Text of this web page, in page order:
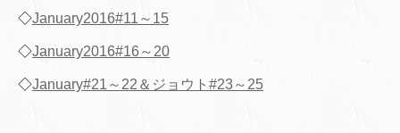
◇January2016#11～15
◇January2016#16～20
◇January#21～22＆ジョウト#23～25